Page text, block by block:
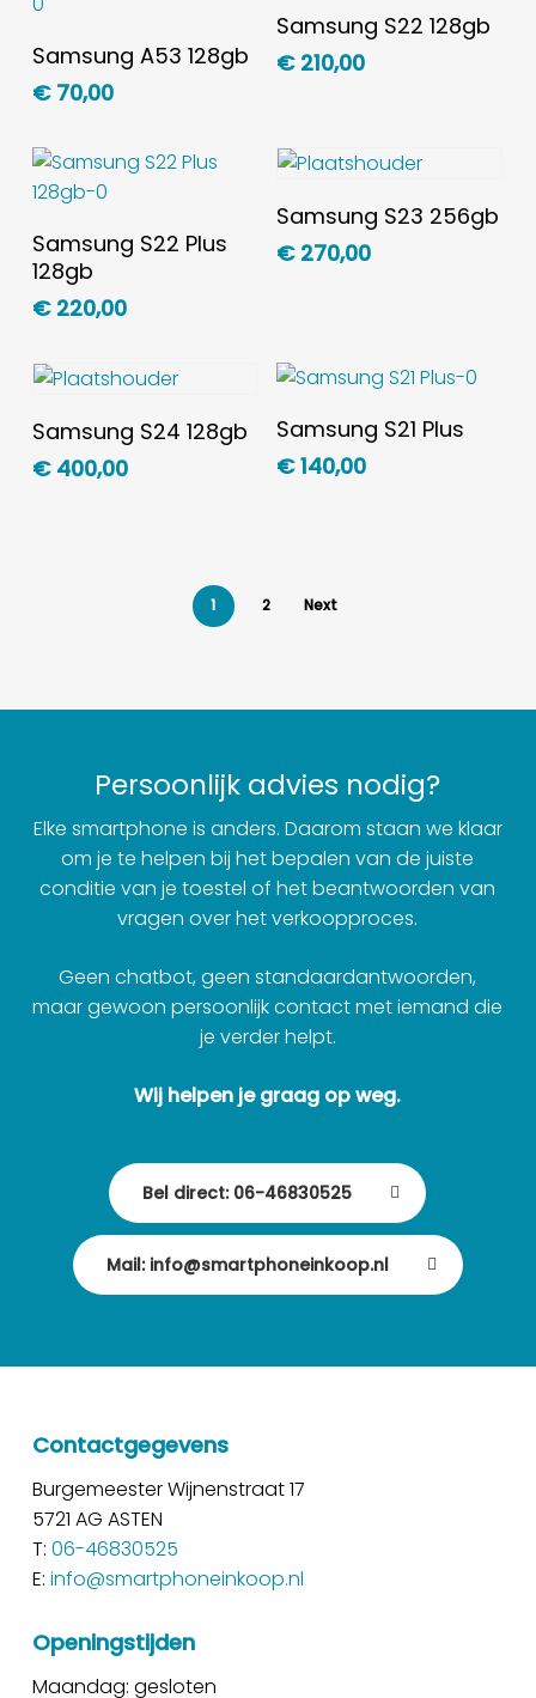
Toevoegen Aan
Winkelwagen
Samsung A53 128gb
€70,00
Toevoegen Aan
Winkelwagen
Samsung S22 128gb
€210,00
Toevoegen Aan
Winkelwagen
Samsung S22 Plus
128gb
€220,00
Toevoegen Aan
Winkelwagen
Samsung S23 256gb
€270,00
Toevoegen Aan
Winkelwagen
Samsung S24 128gb
€400,00
Toevoegen Aan
Winkelwagen
Samsung S21 Plus
€140,00
1 2 Next
Persoonlijk advies nodig?
Elke smartphone is anders. Daarom staan we klaar
om je te helpen bij het bepalen van de juiste
conditie van je toestel of het beantwoorden van
vragen over het verkoopproces.
Geen chatbot, geen standaardantwoorden,
maar gewoon persoonlijk contact met iemand die
je verder helpt.
Wij helpen je graag op weg.
Bel direct: 06-46830525
Mail: info@smartphoneinkoop.nl
Contactgegevens
Burgemeester Wijnenstraat 17
5721 AG ASTEN
T: 06-46830525
E: info@smartphoneinkoop.nl
Openingstijden
Maandag: gesloten